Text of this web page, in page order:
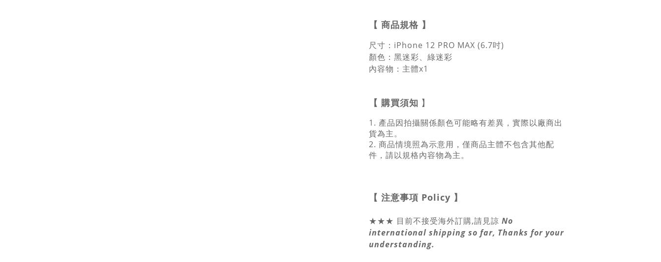
【 商品規格】
尺寸：iPhone 12 PRO MAX (6.7吋)
顏色：黑迷彩、綠迷彩
內容物：主體x1
【 購買須知 】
1. 產品因拍攝關係顏色可能略有差異，實際以廠商出
貨為主。
2. 商品情境照為示意用，僅商品主體不包含其他配
件，請以規格內容物為主。
【 注意事項 Policy 】
★★★ 目前不接受海外訂購,請見諒 No
international shipping so far, Thanks for your
understanding.